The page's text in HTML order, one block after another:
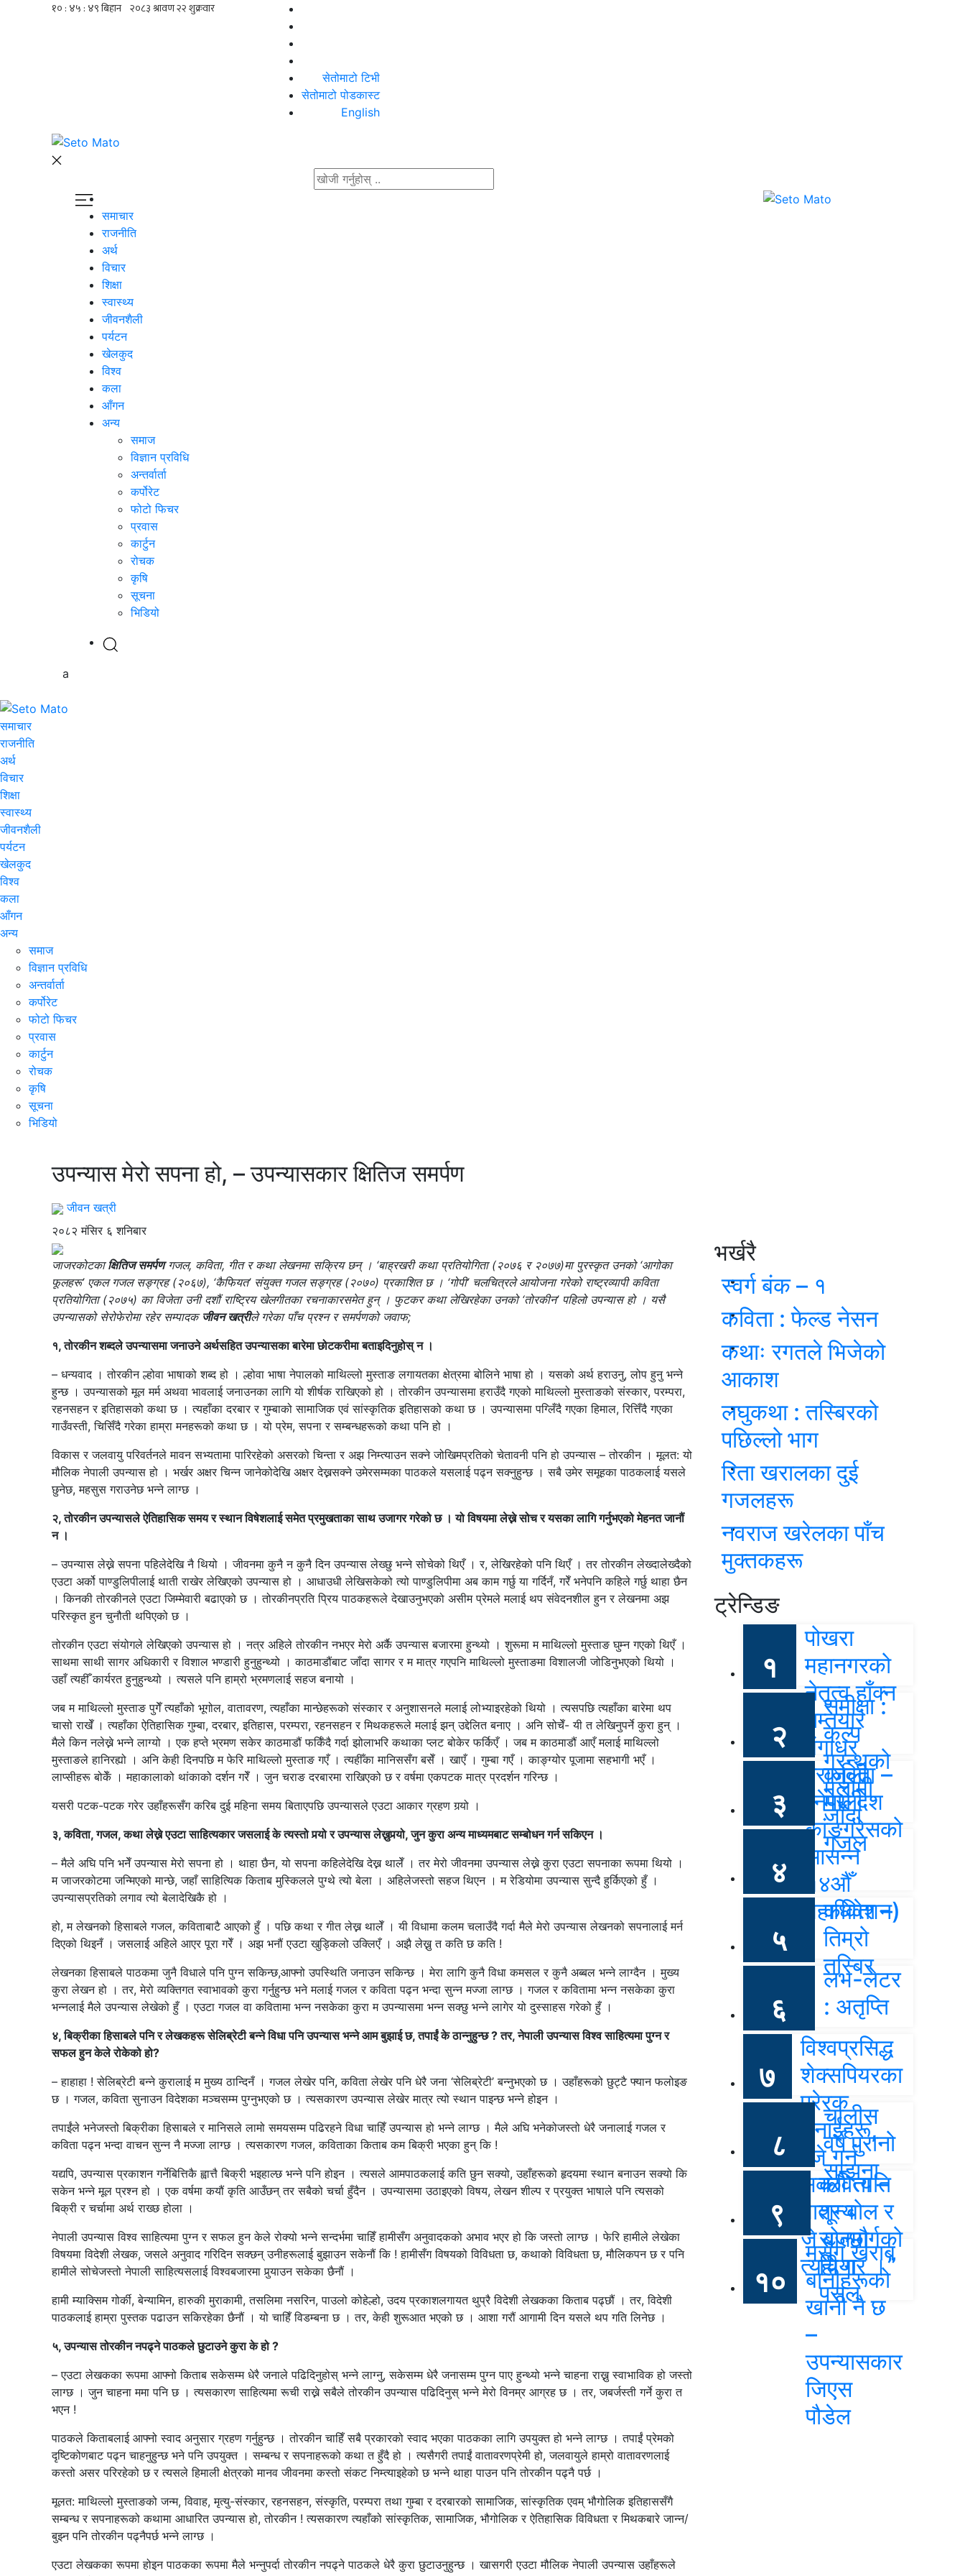
सेतोमाटो टिभी
सेतोमाटो पोडकास्ट
English
समाचार
राजनीति
अर्थ
विचार
शिक्षा
स्वास्थ्य
जीवनशैली
पर्यटन
खेलकुद
विश्व
कला
आँगन
अन्य
समाज
विज्ञान प्रविधि
अन्तर्वार्ता
कर्पोरेट
फोटो फिचर
प्रवास
कार्टुन
रोचक
कृषि
सूचना
भिडियो
a
समाचार
राजनीति
अर्थ
विचार
शिक्षा
स्वास्थ्य
जीवनशैली
पर्यटन
खेलकुद
विश्व
कला
आँगन
अन्य
समाज
विज्ञान प्रविधि
अन्तर्वार्ता
कर्पोरेट
फोटो फिचर
प्रवास
कार्टुन
रोचक
कृषि
सूचना
भिडियो
उपन्यास मेरो सपना हो, – उपन्यासकार क्षितिज समर्पण
जीवन खत्री
२०८२ मंसिर ६ शनिबार
जाजरकोटकाक्षितिज समर्पणगजल, कविता, गीत र कथा लेखनमा सक्रिय छन् । ‘बाह्रखरी कथा प्रतियोगिता (२०७६ र २०७७)मा पुरस्कृत उनको ‘आगोका
फूलहरू’ एकल गजल सङ्ग्रह (२०६७), ‘कैफियत’ संयुक्त गजल सङ्ग्रह (२०७०) प्रकाशित छ । ‘गोपी’ चलचित्रले आयोजना गरेको राष्ट्रव्यापी कविता
प्रतियोगिता (२०७५) का विजेता उनी दशौं राष्ट्रिय खेलगीतका रचनाकारसमेत हुन् । फुटकर कथा लेखिरहेका उनको ‘तोरकीन’ पहिलो उपन्यास हो । यसै
उपन्यासको सेरोफेरोमा रहेर सम्पादक जीवन खत्रीले गरेका पाँच प्रश्न र समर्पणको जवाफ;
१, तोरकीन शब्दले उपन्यासमा जनाउने अर्थसहित उपन्यासका बारेमा छोटकरीमा बताइदिनुहोस् न ।
– धन्यवाद । तोरकीन ल्होवा भाषाको शब्द हो । ल्होवा भाषा नेपालको माथिल्लो मुस्ताङ लगायतका क्षेत्रमा बोलिने भाषा हो । यसको अर्थ हराउनु, लोप हुनु भन्ने
हुन्छ । उपन्यासको मूल मर्म अथवा भावलाई जनाउनका लागि यो शीर्षक राखिएको हो । तोरकीन उपन्यासमा हराउँदै गएको माथिल्लो मुस्ताङको संस्कार, परम्परा,
रहनसहन र इतिहासको कथा छ । त्यहाँका दरबार र गुम्बाको सामाजिक एवं सांस्कृतिक इतिहासको कथा छ । उपन्यासमा पग्लिँदै गएका हिमाल, रित्तिँदै गएका
गाउँवस्ती, चिसिँदै गरेका हाम्रा मनहरूको कथा छ । यो प्रेम, सपना र सम्बन्धहरूको कथा पनि हो ।
विकास र जलवायु परिवर्तनले मावन सभ्यतामा पारिरहेको असरको चिन्ता र अझ निम्त्याउन सक्ने जोखिमप्रतिको चेतावनी पनि हो उपन्यास – तोरकीन । मूलत: यो
मौलिक नेपाली उपन्यास हो । भर्खर अक्षर चिन्न जानेकोदेखि अक्षर देख्नसक्ने उमेरसम्मका पाठकले यसलाई पढ्न सक्नुहुन्छ । सबै उमेर समूहका पाठकलाई यसले
छुनेछ, महसुस गराउनेछ भन्ने लाग्छ ।
२, तोरकीन उपन्यासले ऐतिहासिक समय र स्थान विषेशलाई समेत प्रमुखताका साथ उजागर गरेको छ । यो विषयमा लेख्ने सोच र यसका लागि गर्नुभएको मेहनत जानौं
न ।
– उपन्यास लेख्ने सपना पहिलेदेखि नै थियो । जीवनमा कुनै न कुनै दिन उपन्यास लेख्छु भन्ने सोचेको थिएँ । र, लेखिरहेको पनि थिएँ । तर तोरकीन लेख्दालेख्दैको
एउटा अर्को पाण्डुलिपीलाई थाती राखेर लेखिएको उपन्यास हो । आधाउधी लेखिसकेको त्यो पाण्डुलिपीमा अब काम गर्छु या गर्दिनँ, गरेँ भनेपनि कहिले गर्छु थाहा छैन
। किनकी तोरकीनले एउटा जिम्मेवारी बढाएको छ । तोरकीनप्रति प्रिय पाठकहरूले देखाउनुभएको असीम प्रेमले मलाई थप संवेदनशील हुन र लेखनमा अझ
परिस्कृत हुन चुनौती थपिएको छ ।
तोरकीन एउटा संयोगले लेखिएको उपन्यास हो । नत्र अहिले तोरकीन नभएर मेरो अर्कै उपन्यास बजारमा हुन्थ्यो । शुरूमा म माथिल्लो मुस्ताङ घुम्न गएको थिएँ ।
साथमा साथी सागर अधिकारी र विशाल भण्डारी हुनुहुन्थ्यो । काठमाडौंबाट जाँदा सागर र म मात्र गएपनि माथिल्लो मुस्ताङमा विशालजी जोडिनुभएको थियो ।
उहाँ त्यहीँ कार्यरत हुनुहुन्थ्यो । त्यसले पनि हाम्रो भ्रमणलाई सहज बनायो ।
जब म माथिल्लो मुस्ताङ पुगेँ त्यहाँको भूगोल, वातावरण, त्यहाँका मान्छेहरूको संस्कार र अनुशासनले मलाई लोभ्याइरहेको थियो । त्यसपछि त्यहाँका बारेमा थप
चासो राखेँ । त्यहाँका ऐतिहासिक गुम्बा, दरबार, इतिहास, परम्परा, रहनसहन र मिथकहरूले मलाई झन् उद्देलित बनाए । अनि सोचेँ- यी त लेखिनुपर्ने कुरा हुन् ।
मैले किन नलेख्ने भन्ने लाग्यो । एक हप्ते भ्रमण सकेर काठमाडौं फर्किँदै गर्दा झोलाभरि कथाका प्लट बोकेर फर्किएँ । जब म काठमाडौं आएँ मलाई माथिल्लो
मुस्ताङले हानिरह्यो । अनि केही दिनपछि म फेरि माथिल्लो मुस्ताङ गएँ । त्यहीँका मानिससँग बसेँ । खाएँ । गुम्बा गएँ । काङ्ग्योर पूजामा सहभागी भएँ ।
लाप्सीहरू बोकेँ । महाकालाको थांकाको दर्शन गरेँ । जुन चराङ दरबारमा राखिएको छ र वर्षमा एकपटक मात्र प्रदर्शन गरिन्छ ।
यसरी पटक-पटक गरेर उहाँहरूसँग करिब दुई महिना समय बिताएपछि उपन्यासले एउटा आकार ग्रहण गर्‍यो ।
३, कविता, गजल, कथा लेख्ने एउटा साहित्यकार जसलाई के त्यस्तो पर्‍यो र उपन्यास लेख्नुपर्‍यो, जुन कुरा अन्य माध्यमबाट सम्बोधन गर्न सकिएन ।
– मैले अघि पनि भनेँ उपन्यास मेरो सपना हो । थाहा छैन, यो सपना कहिलेदेखि देख्न थालेँ । तर मेरो जीवनमा उपन्यास लेख्ने कुरा एउटा सपनाका रूपमा थियो ।
म जाजरकोटमा जन्मिएको मान्छे, जहाँ साहित्यिक किताब मुस्किलले पुग्थे त्यो बेला । अहिलेजस्तो सहज थिएन । म रेडियोमा उपन्यास सुन्दै हुर्किएको हुँ ।
उपन्यासप्रतिको लगाव त्यो बेलादेखिकै हो ।
हो, म लेखनको हिसाबले गजल, कविताबाटै आएको हुँ । पछि कथा र गीत लेख्न थालेँ । यी विधामा कलम चलाउँदै गर्दा मैले मेरो उपन्यास लेखनको सपनालाई मर्न
दिएको थिइनँ । जसलाई अहिले आएर पूरा गरेँ । अझ भनौं एउटा खुड्किलो उक्लिएँ । अझै लेख्नु त कति छ कति !
लेखनका हिसाबले पाठकमा जुनै विधाले पनि पुग्न सकिन्छ,आफ्नो उपस्थिति जनाउन सकिन्छ । मेरा लागि कुनै विधा कमसल र कुनै अब्बल भन्ने लाग्दैन । मुख्य
कुरा लेखन हो । तर, मेरो व्यक्तिगत स्वाभावको कुरा गर्नुहुन्छ भने मलाई गजल र कविता पढ्न भन्दा सुन्न मज्जा लाग्छ । गजल र कवितामा भन्न नसकेका कुरा
भन्नलाई मैले उपन्यास लेखेको हुँ । एउटा गजल वा कवितामा भन्न नसकेका कुरा म उपन्यासमा भन्न सक्छु भन्ने लागेर यो दुस्साहस गरेको हुँ ।
४, बिक्रीका हिसाबले पनि र लेखकहरू सेलिब्रेटी बन्ने विधा पनि उपन्यास भन्ने आम बुझाई छ, तपाईं के ठान्नुहुन्छ ? तर, नेपाली उपन्यास विश्व साहित्यमा पुग्न र
सफल हुन केले रोकेको हो?
– हाहाहा ! सेलिब्रेटी बन्ने कुरालाई म मुख्य ठान्दिनँ । गजल लेखेर पनि, कविता लेखेर पनि धेरै जना ‘सेलिब्रेटी’ बन्नुभएको छ । उहाँहरूको छुट्टै फ्यान फलोइङ
छ । गजल, कविता सुनाउन विदेशका मञ्चसम्म पुग्नुभएको छ । त्यसकारण उपन्यास लेखेर मात्र त्यो स्थान पाइन्छ भन्ने होइन ।
तपाईंले भनेजस्तो बिक्रीका हिसाबले र मानिसले लामो समयसम्म पढिरहने विधा चाहिँ उपन्यास हो भन्ने लाग्छ । मैले अघि भनेकोजस्तो धेरै जनालाई गजल र
कविता पढ्न भन्दा वाचन सुन्न नै मज्जा लाग्छ । त्यसकारण गजल, कविताका किताब कम बिक्री भएका हुन् कि !
यद्यपि, उपन्यास प्रकाशन गर्नेबित्तिकै ह्वात्तै बिक्री भइहाल्छ भन्ने पनि होइन । त्यसले आमपाठकलाई कति छुन सक्यो, उहाँहरूको हृदयमा स्थान बनाउन सक्यो कि
सकेन भन्ने मूल प्रश्न हो । एक वर्षमा कयौं कृति आउँछन् तर सबैको चर्चा हुँदैन । उपन्यासमा उठाइएको विषय, लेखन शील्प र प्रयुक्त भाषाले पनि त्यसको
बिक्री र चर्चामा अर्थ राख्छ होला ।
नेपाली उपन्यास विश्व साहित्यमा पुग्न र सफल हुन केले रोक्यो भन्ने सन्दर्भमा चाहिँ हामीसँग अनुवादकको अभाव भएर हो कि जस्तो लाग्छ । फेरि हामीले लेखेका
विषयमा विदेशी लेखक, जसले अनुवाद गरिदिन सक्छन् उनीहरूलाई बुझाउन सकेनौं कि ! हामीसँग विषयको विविधता छ, कथाको विविधता छ, मौलिकपन छ र पनि
हामीले सोचेजस्तो नेपाली साहित्यसलाई विश्वबजारमा पुर्‍याउन सकेका छैनौं ।
हामी म्याक्सिम गोर्की, बेन्यामिन, हारुकी मुराकामी, तसलिमा नसरिन, पाउलो कोहेल्हो, उदय प्रकाशलगायत थुप्रै विदेशी लेखकका किताब पढ्छौं । तर, विदेशी
पाठकलाई हाम्रा पुस्तक पढाउन सकिरहेका छैनौं । यो चाहिँ विडम्बना छ । तर, केही शुरूआत भएको छ । आशा गरौं आगामी दिन यसले थप गति लिनेछ ।
५, उपन्यास तोरकीन नपढ्ने पाठकले छुटाउने कुरा के हो ?
– एउटा लेखकका रूपमा आफ्नो किताब सकेसम्म धेरै जनाले पढिदिनुहोस् भन्ने लाग्नु, सकेसम्म धेरै जनासम्म पुग्न पाए हुन्थ्यो भन्ने चाहना राख्नु स्वाभाविक हो जस्तो
लाग्छ । जुन चाहना ममा पनि छ । त्यसकारण साहित्यमा रूची राख्ने सबैले तोरकीन उपन्यास पढिदिनुस् भन्ने मेरो विनम्र आग्रह छ । तर, जबर्जस्ती गर्ने कुरा त
भएन !
पाठकले किताबलाई आफ्नो स्वाद अनुसार ग्रहण गर्नुहुन्छ । तोरकीन चाहिँ सबै प्रकारको स्वाद भएका पाठकका लागि उपयुक्त हो भन्ने लाग्छ । तपाईं प्रेमको
दृष्टिकोणबाट पढ्न चाहनुहुन्छ भने पनि उपयुक्त । सम्बन्ध र सपनाहरूको कथा त हुँदै हो । त्यसैगरी तपाईं वातावरणप्रेमी हो, जलवायुले हाम्रो वातावरणलाई
कस्तो असर परिरहेको छ र त्यसले हिमाली क्षेत्रको मानव जीवनमा कस्तो संकट निम्त्याइहेको छ भन्ने थाहा पाउन पनि तोरकीन पढ्नै पर्छ ।
मूलत: माथिल्लो मुस्ताङको जन्म, विवाह, मृत्यु-संस्कार, रहनसहन, संस्कृति, परम्परा तथा गुम्बा र दरबारको सामाजिक, सांस्कृतिक एवम् भौगोलिक इतिहाससँगै
सम्बन्ध र सपनाहरूको कथामा आधारित उपन्यास हो, तोरकीन ! त्यसकारण त्यहाँको सांस्कृतिक, सामाजिक, भौगोलिक र ऐतिहासिक विविधता र मिथकबारे जान्न/
बुझ्न पनि तोरकीन पढ्नैपर्छ भन्ने लाग्छ ।
एउटा लेखकका रूपमा होइन पाठकका रूपमा मैले भन्नुपर्दा तोरकीन नपढ्ने पाठकले धेरै कुरा छुटाउनुहुन्छ । खासगरी एउटा मौलिक नेपाली उपन्यास उहाँहरूले
भर्खरै
स्वर्ग बंक – १
कविता : फेल्ड नेसन
कथाः रगतले भिजेको
आकाश
लघुकथा : तस्बिरको
पछिल्लो भाग
रिता खरालका दुई
गजलहरू
नवराज खरेलका पाँच
मुक्तकहरू
ट्रेन्डिङ
१
पोखरा
महानगरको
नेतृत्व हाँक्न
तम्तयार
गंगाधर
पराजुली
(नेपाली
कांङ्ग्रेसको
आसन्न
१४औँ
महाधिवेशन)
२
समीक्षा :
कल्प
ग्रन्थको
मलामी
जाँदा
३
कविता –
मेरो देश
४
गजल
५
कविता –
तिम्रो
तस्बिर
६
लभ-लेटर
: अतृप्ति
७
विश्वप्रसिद्ध
शेक्सपियरका
प्रेरक
भनाईहरू,
“जे गर्न
सक्छौ त्यति
मात्र बोल र
जे बोल्छौ
त्यही गर ।”
८
चालीस
वर्ष पुरानो
सम्झना
९
कविता –
शून्य
राजमार्गको
चिया
पसल
१०
मसँग खराब
बानीहरूको
खानी नै छ
–
उपन्यासकार
जिएस
पौडेल